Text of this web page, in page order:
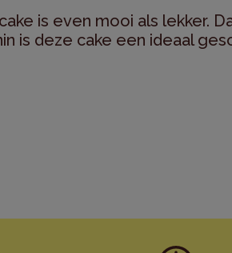
is even mooi als lekker.
is deze cake een ideaal